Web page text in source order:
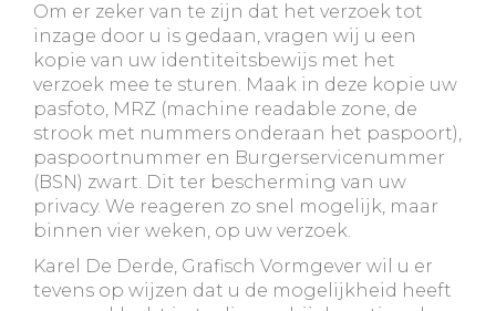
Om er zeker van te zijn dat het verzoek tot
inzage door u is gedaan, vragen wij u een
kopie van uw identiteitsbewijs met het
verzoek mee te sturen. Maak in deze kopie uw
pasfoto, MRZ (machine readable zone, de
strook met nummers onderaan het paspoort),
paspoortnummer en Burgerservicenummer
(BSN) zwart. Dit ter bescherming van uw
privacy. We reageren zo snel mogelijk, maar
binnen vier weken, op uw verzoek.
Karel De Derde, Grafisch Vormgever wil u er
tevens op wijzen dat u de mogelijkheid heeft